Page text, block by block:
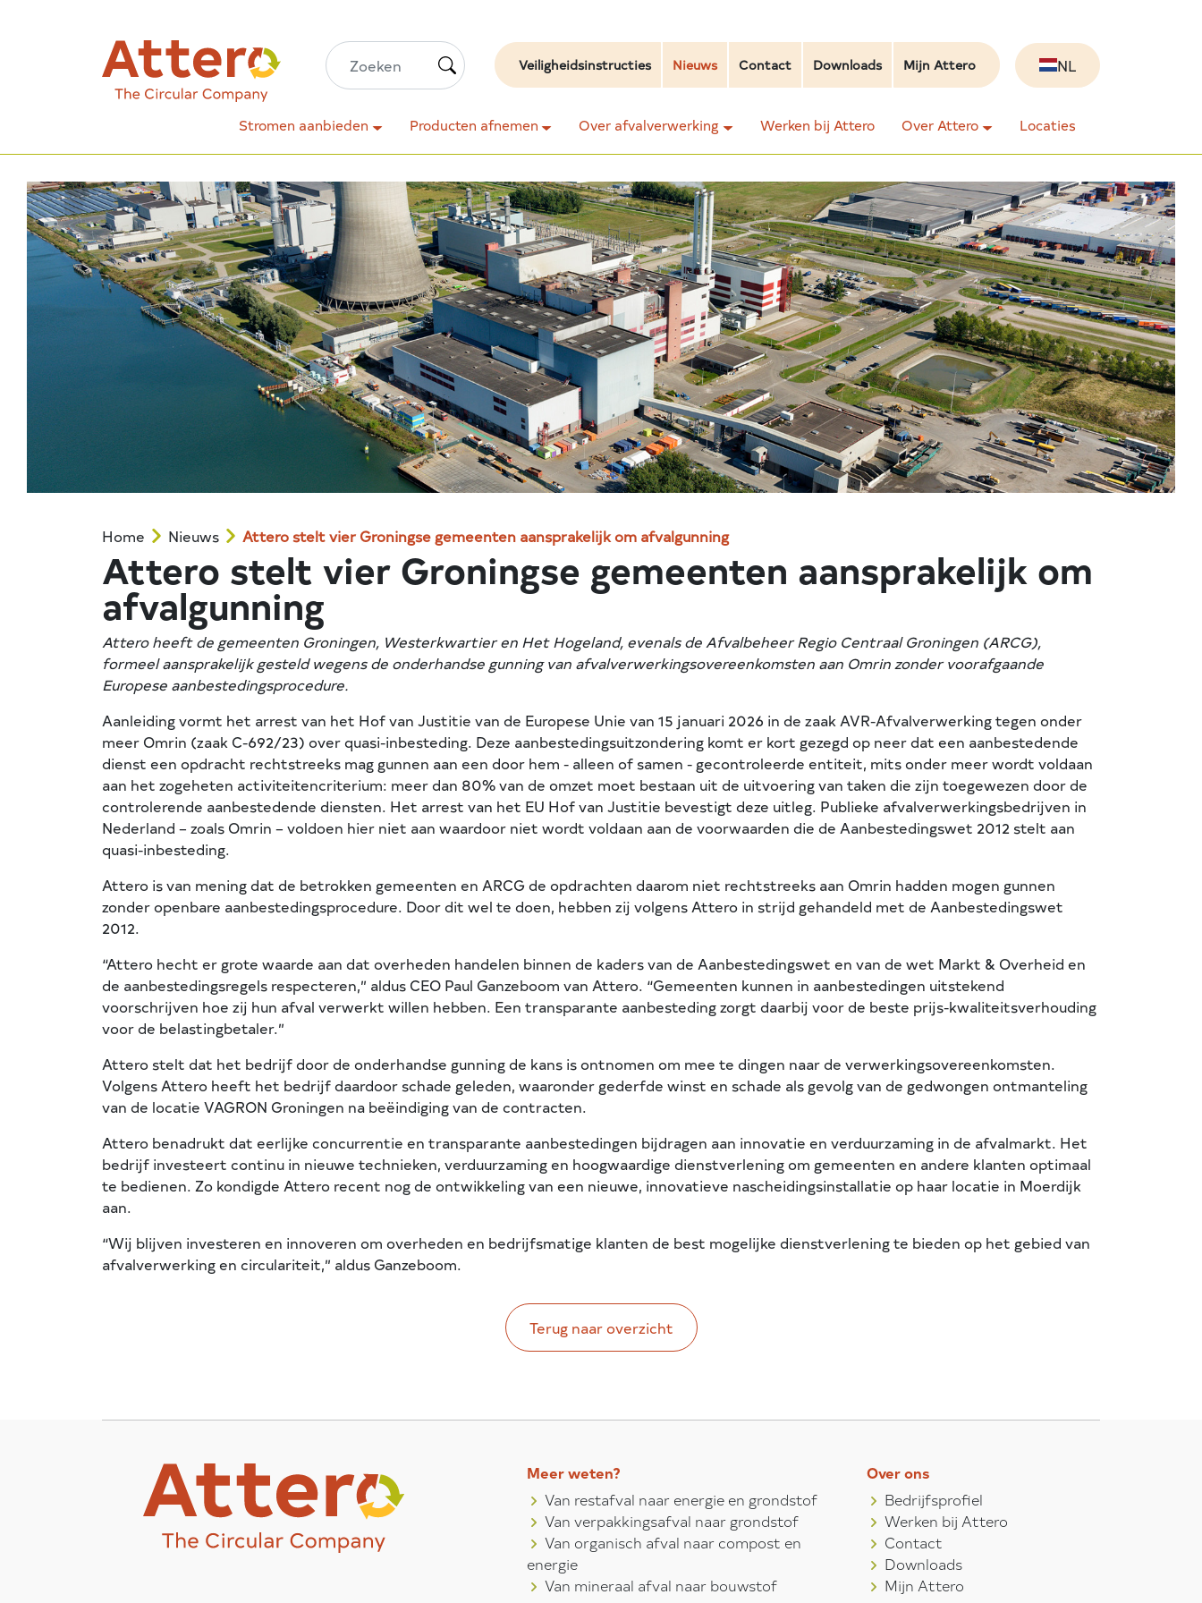
Veiligheidsinstructies Nieuws Contact Downloads Mijn Attero NL
Stromen aanbieden Producten afnemen Over afvalverwerking Werken bij Attero Over Attero Locaties
Home Nieuws Attero stelt vier Groningse gemeenten aansprakelijk om afvalgunning
Attero stelt vier Groningse gemeenten aansprakelijk om
afvalgunning
Attero heeft de gemeenten Groningen, Westerkwartier en Het Hogeland, evenals de Afvalbeheer Regio Centraal Groningen (ARCG),
formeel aansprakelijk gesteld wegens de onderhandse gunning van afvalverwerkingsovereenkomsten aan Omrin zonder voorafgaande
Europese aanbestedingsprocedure.
Aanleiding vormt het arrest van het Hof van Justitie van de Europese Unie van 15 januari 2026 in de zaak AVR-Afvalverwerking tegen onder
meer Omrin (zaak C-692/23) over quasi-inbesteding. Deze aanbestedingsuitzondering komt er kort gezegd op neer dat een aanbestedende
dienst een opdracht rechtstreeks mag gunnen aan een door hem - alleen of samen - gecontroleerde entiteit, mits onder meer wordt voldaan
aan het zogeheten activiteitencriterium: meer dan 80% van de omzet moet bestaan uit de uitvoering van taken die zijn toegewezen door de
controlerende aanbestedende diensten. Het arrest van het EU Hof van Justitie bevestigt deze uitleg. Publieke afvalverwerkingsbedrijven in
Nederland – zoals Omrin – voldoen hier niet aan waardoor niet wordt voldaan aan de voorwaarden die de Aanbestedingswet 2012 stelt aan
quasi-inbesteding.
Attero is van mening dat de betrokken gemeenten en ARCG de opdrachten daarom niet rechtstreeks aan Omrin hadden mogen gunnen
zonder openbare aanbestedingsprocedure. Door dit wel te doen, hebben zij volgens Attero in strijd gehandeld met de Aanbestedingswet
2012.
“Attero hecht er grote waarde aan dat overheden handelen binnen de kaders van de Aanbestedingswet en van de wet Markt & Overheid en
de aanbestedingsregels respecteren,” aldus CEO Paul Ganzeboom van Attero. “Gemeenten kunnen in aanbestedingen uitstekend
voorschrijven hoe zij hun afval verwerkt willen hebben. Een transparante aanbesteding zorgt daarbij voor de beste prijs-kwaliteitsverhouding
voor de belastingbetaler.”
Attero stelt dat het bedrijf door de onderhandse gunning de kans is ontnomen om mee te dingen naar de verwerkingsovereenkomsten.
Volgens Attero heeft het bedrijf daardoor schade geleden, waaronder gederfde winst en schade als gevolg van de gedwongen ontmanteling
van de locatie VAGRON Groningen na beëindiging van de contracten.
Attero benadrukt dat eerlijke concurrentie en transparante aanbestedingen bijdragen aan innovatie en verduurzaming in de afvalmarkt. Het
bedrijf investeert continu in nieuwe technieken, verduurzaming en hoogwaardige dienstverlening om gemeenten en andere klanten optimaal
te bedienen. Zo kondigde Attero recent nog de ontwikkeling van een nieuwe, innovatieve nascheidingsinstallatie op haar locatie in Moerdijk
aan.
“Wij blijven investeren en innoveren om overheden en bedrijfsmatige klanten de best mogelijke dienstverlening te bieden op het gebied van
afvalverwerking en circulariteit,” aldus Ganzeboom.
Terug naar overzicht
Meer weten?
Van restafval naar energie en grondstof
Van verpakkingsafval naar grondstof
Van organisch afval naar compost en
energie
Van mineraal afval naar bouwstof
Over ons
Bedrijfsprofiel
Werken bij Attero
Contact
Downloads
Mijn Attero